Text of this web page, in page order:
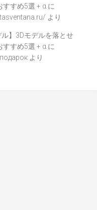
すすめ5選 + α に
より
ル】3Dモデルを落とせ
すすめ5選 + α に
より